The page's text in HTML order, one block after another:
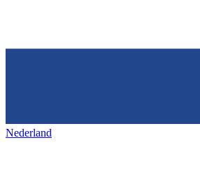
Nederland